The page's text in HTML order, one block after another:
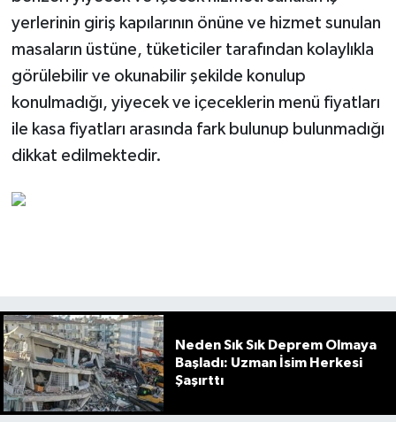
yerlerinin giriş kapılarının önüne ve hizmet sunulan
masaların üstüne, tüketiciler tarafından kolaylıkla
görülebilir ve okunabilir şekilde konulup
konulmadığı, yiyecek ve içeceklerin menü fiyatları
ile kasa fiyatları arasında fark bulunup bulunmadığı
dikkat edilmektedir.
Neden Sık Sık Deprem Olmaya
Başladı: Uzman İsim Herkesi
Şaşırttı